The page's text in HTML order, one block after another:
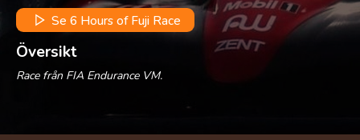
Se 6 Hours of Fuji Race
Översikt
Race från FIA Endurance VM.